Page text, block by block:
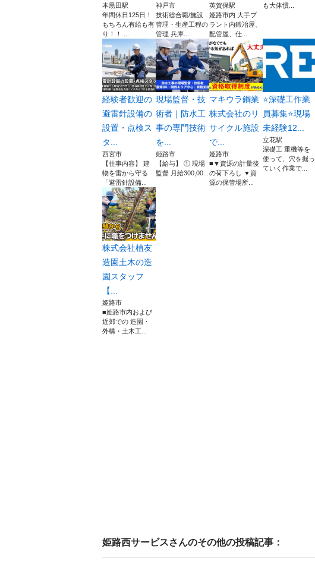
本黒田駅
年間休日125日！
もちろん有給も有
り！！ ...
神戸市
技術総合職/施設
管理・生産工程の
管理 兵庫...
英賀保駅
姫路市内 大手プ
ラント内鍛冶屋、
配管屋、仕...
も大体慣...
経験者歓迎の
避雷針設備の
設置・点検ス
タ...
西宮市
【仕事内容】 建
物を雷から守る
「避雷針設備...
現場監督・技
術者｜防水工
事の専門技術
を...
姫路市
【給与】 ① 現場
監督 月給300,00...
マキウラ鋼業
株式会社のリ
サイクル施設
で...
姫路市
■▼資源の計量後
の荷下ろし ▼資
源の保管場所...
⭐️深礎工作業
員募集⭐️現場
未経験12...
立花駅
深礎工 重機等を
使って、穴を掘っ
ていく作業で...
株式会社植友
造園土木の造
園スタッフ
【...
姫路市
■姫路市内および
近郊での 造園・
外構・土木工...
姫路西サービスさんのその他の投稿記事：